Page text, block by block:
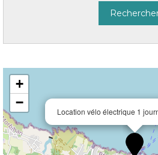
Location vélo électrique 1
+
−